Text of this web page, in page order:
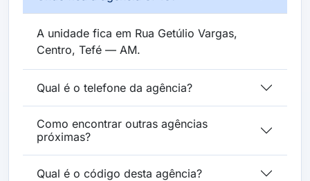
A unidade fica em Rua Getúlio Vargas,
Centro, Tefé — AM.
Qual é o telefone da agência?
Como encontrar outras agências
próximas?
Qual é o código desta agência?